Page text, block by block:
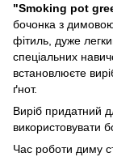
"Smoking pot
бочонка з
фітиль, дуже
спеціальних
встановлюєте
ґнот.
Виріб придатний
використовувати
Час роботи диму